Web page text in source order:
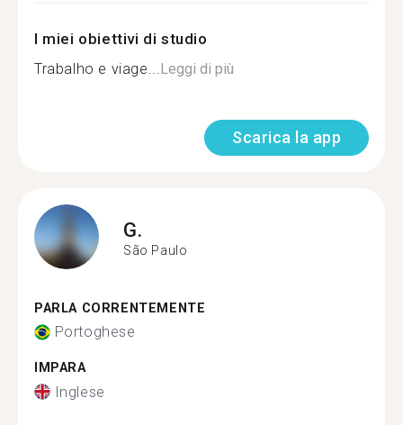
I miei obiettivi di studio
Trabalho e viage... Leggi di più
Scarica la app
G.
São Paulo
PARLA CORRENTEMENTE
Portoghese
IMPARA
Inglese